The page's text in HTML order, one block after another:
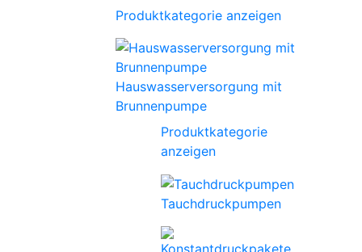
Produktkategorie anzeigen
Hauswasserversorgung mit
Brunnenpumpe
Produktkategorie
anzeigen
Tauchdruckpumpen